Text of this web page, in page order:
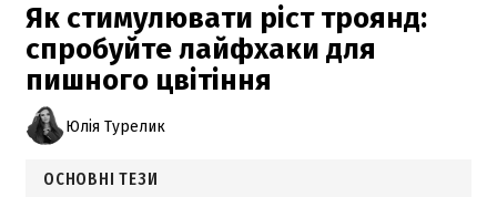
Як стимулювати ріст троянд:
спробуйте лайфхаки для
пишного цвітіння
Юлія Турелик
ОСНОВНІ ТЕЗИ